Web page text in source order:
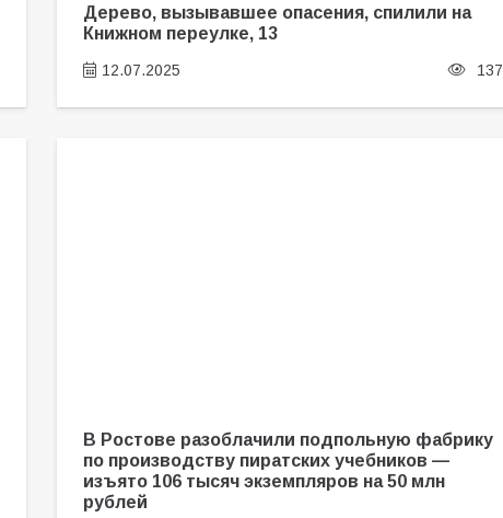
Дерево, вызывавшее опасения, спилили на
Книжном переулке, 13
12.07.2025 137
В Ростове разоблачили подпольную фабрику
по производству пиратских учебников —
изъято 106 тысяч экземпляров на 50 млн
рублей